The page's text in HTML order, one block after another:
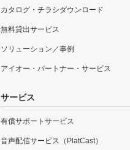
カタログ・チラシダウンロード
無料貸出サービス
ソリューション／事例
アイオー・パートナー・サービス
サービス
有償サポートサービス
音声配信サービス（PlatCast）